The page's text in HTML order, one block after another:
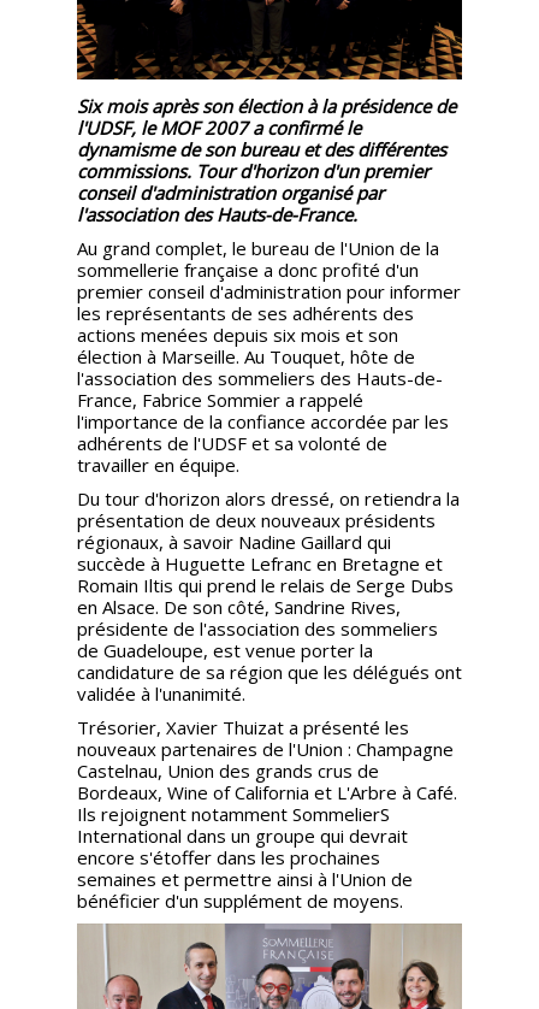
Télécharger
la
Revue
Six mois après son élection à la présidence de
l'UDSF, le MOF 2007 a confirmé le
dynamisme de son bureau et des différentes
commissions. Tour d'horizon d'un premier
conseil d'administration organisé par
l'association des Hauts-de-France.
Au grand complet, le bureau de l'Union de la
sommellerie française a donc profité d'un
premier conseil d'administration pour informer
les représentants de ses adhérents des
actions menées depuis six mois et son
élection à Marseille. Au Touquet, hôte de
l'association des sommeliers des Hauts-de-
France, Fabrice Sommier a rappelé
l'importance de la confiance accordée par les
adhérents de l'UDSF et sa volonté de
travailler en équipe.
Du tour d'horizon alors dressé, on retiendra la
présentation de deux nouveaux présidents
régionaux, à savoir Nadine Gaillard qui
succède à Huguette Lefranc en Bretagne et
Romain Iltis qui prend le relais de Serge Dubs
en Alsace. De son côté, Sandrine Rives,
présidente de l'association des sommeliers
de Guadeloupe, est venue porter la
candidature de sa région que les délégués ont
validée à l'unanimité.
Trésorier, Xavier Thuizat a présenté les
nouveaux partenaires de l'Union : Champagne
Castelnau, Union des grands crus de
Bordeaux, Wine of California et L'Arbre à Café.
Ils rejoignent notamment SommelierS
International dans un groupe qui devrait
encore s'étoffer dans les prochaines
semaines et permettre ainsi à l'Union de
bénéficier d'un supplément de moyens.